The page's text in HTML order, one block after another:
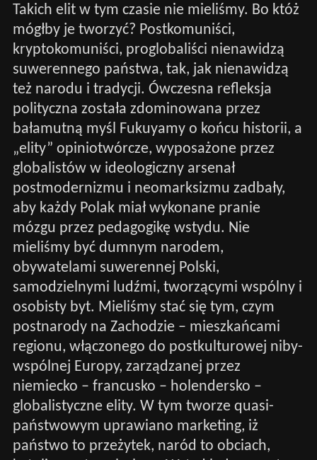
Takich elit w tym czasie nie mieliśmy. Bo któż
mógłby je tworzyć? Postkomuniści,
kryptokomuniści, proglobaliści nienawidzą
suwerennego państwa, tak, jak nienawidzą
też narodu i tradycji. Ówczesna refleksja
polityczna została zdominowana przez
bałamutną myśl Fukuyamy o końcu historii, a
„elity” opiniotwórcze, wyposażone przez
globalistów w ideologiczny arsenał
postmodernizmu i neomarksizmu zadbały,
aby każdy Polak miał wykonane pranie
mózgu przez pedagogikę wstydu. Nie
mieliśmy być dumnym narodem,
obywatelami suwerennej Polski,
samodzielnymi ludźmi, tworzącymi wspólny i
osobisty byt. Mieliśmy stać się tym, czym
postnarody na Zachodzie – mieszkańcami
regionu, włączonego do postkulturowej niby-
wspólnej Europy, zarządzanej przez
niemiecko – francusko – holendersko –
globalistyczne elity. W tym tworze quasi-
państwowym uprawiano marketing, iż
państwo to przeżytek, naród to obciach,